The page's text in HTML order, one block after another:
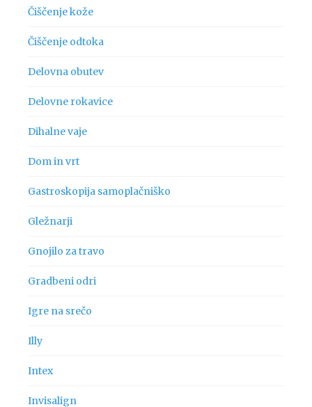
Čiščenje kože
Čiščenje odtoka
Delovna obutev
Delovne rokavice
Dihalne vaje
Dom in vrt
Gastroskopija samoplačniško
Gležnarji
Gnojilo za travo
Gradbeni odri
Igre na srečo
Illy
Intex
Invisalign